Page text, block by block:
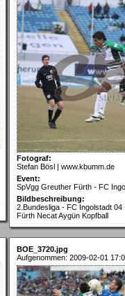
Fotograf:
Stefan Bösl | www.kbumm.de
Event:
SpVgg Greuther Fürth - FC
Bildbeschreibung:
2.Bundesliga - FC Ingolstadt
Fürth Necat Aygün Kopfball
BOE_3720.jpg
Aufgenommen: 2009-02-01